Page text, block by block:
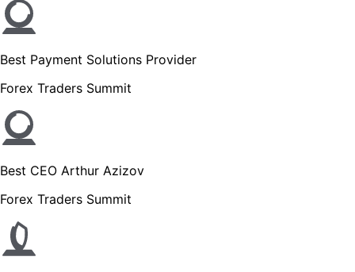
Best Payment Solutions Provider
Forex Traders Summit
Best CEO Arthur Azizov
Forex Traders Summit